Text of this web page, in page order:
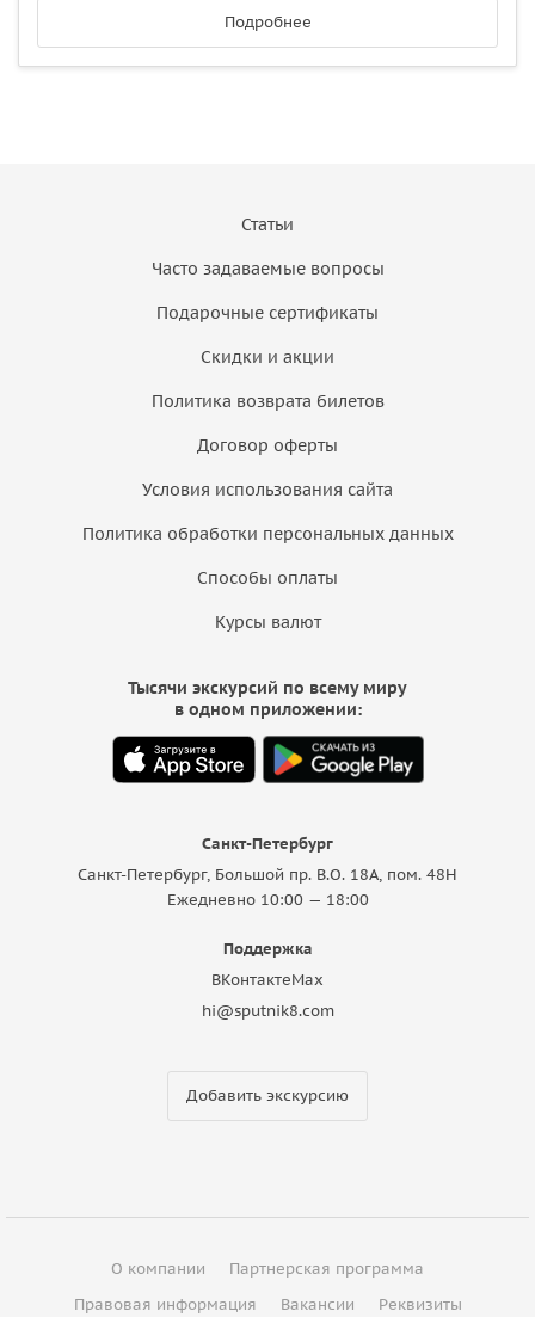
Подробнее
Статьи
Часто задаваемые вопросы
Подарочные сертификаты
Скидки и акции
Политика возврата билетов
Договор оферты
Условия использования сайта
Политика обработки персональных данных
Способы оплаты
Курсы валют
Санкт-Петербург
Санкт-Петербург, Большой пр. В.О. 18A, пом. 48Н
Ежедневно 10:00 — 18:00
Поддержка
ВКонтактеMax
hi@sputnik8.com
Добавить экскурсию
Тысячи экскурсий по всему миру
в одном приложении:
О компании
Партнерская программа
Правовая информация
Вакансии Реквизиты